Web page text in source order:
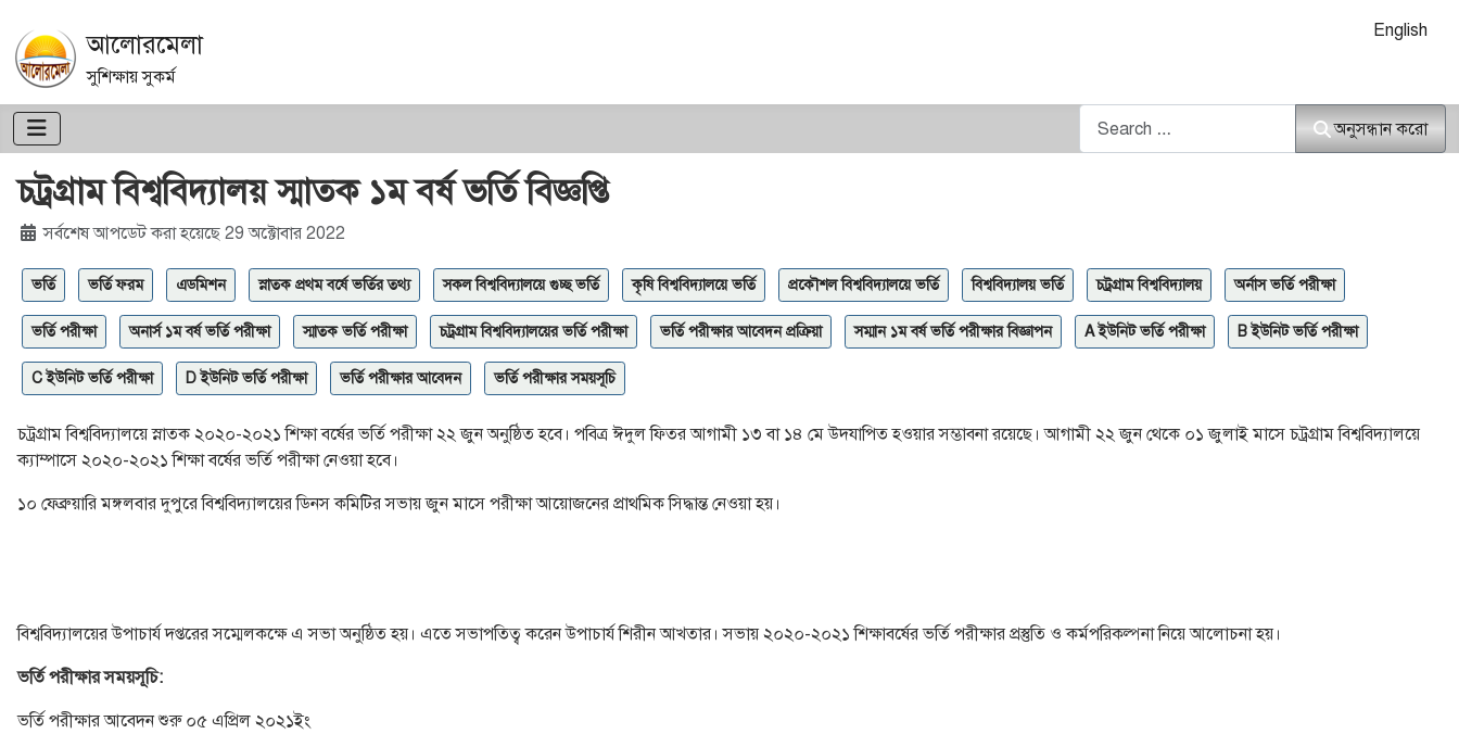
আলোরমেলা
সুশিক্ষায় সুকর্ম
আপনার ভাষা
English
অনুসন্ধান করো
অনুসন্ধান করো
চট্রগ্রাম বিশ্ববিদ্যালয় স্মাতক ১ম বর্ষ ভর্তি বিজ্ঞপ্তি
বিশদসর্বশেষ আপডেট করা হয়েছে 29 অক্টোবার 2022
ভর্তি ভর্তি ফরম এডমিশন স্নাতক প্রথম বর্ষে ভর্তির তথ্য সকল বিশ্ববিদ্যালয়ে গুচ্ছ ভর্তি কৃষি বিশ্ববিদ্যালয়ে ভর্তি প্রকৌশল বিশ্ববিদ্যালয়ে ভর্তি বিশ্ববিদ্যালয় ভর্তি চট্রগ্রাম বিশ্ববিদ্যালয় অর্নাস ভর্তি পরীক্ষা
ভর্তি পরীক্ষা অনার্স ১ম বর্ষ ভর্তি পরীক্ষা স্মাতক ভর্তি পরীক্ষা চট্রগ্রাম বিশ্ববিদ্যালয়ের ভর্তি পরীক্ষা ভর্তি পরীক্ষার আবেদন প্রক্রিয়া সম্মান ১ম বর্ষ ভর্তি পরীক্ষার বিজ্ঞাপন A ইউনিট ভর্তি পরীক্ষা B ইউনিট ভর্তি পরীক্ষা
C ইউনিট ভর্তি পরীক্ষা D ইউনিট ভর্তি পরীক্ষা ভর্তি পরীক্ষার আবেদন ভর্তি পরীক্ষার সময়সূচি
চট্রগ্রাম বিশ্ববিদ্যালয়ে স্নাতক ২০২০-২০২১ শিক্ষা বর্ষের ভর্তি পরীক্ষা ২২ জুন অনুষ্ঠিত হবে। পবিত্র ঈদুল ফিতর আগামী ১৩ বা ১৪ মে উদযাপিত হওয়ার সম্ভাবনা রয়েছে। আগামী ২২ জুন থেকে ০১ জুলাই মাসে চট্রগ্রাম বিশ্ববিদ্যালয়ে
ক্যাম্পাসে ২০২০-২০২১ শিক্ষা বর্ষের ভর্তি পরীক্ষা নেওয়া হবে।
১০ ফেব্রুয়ারি মঙ্গলবার দুপুরে বিশ্ববিদ্যালয়ের ডিনস কমিটির সভায় জুন মাসে পরীক্ষা আয়োজনের প্রাথমিক সিদ্ধান্ত নেওয়া হয়।
বিশ্ববিদ্যালয়ের উপাচার্য দপ্তরের সম্মেলকক্ষে এ সভা অনুষ্ঠিত হয়। এতে সভাপতিত্ব করেন উপাচার্য শিরীন আখতার। সভায় ২০২০-২০২১ শিক্ষাবর্ষের ভর্তি পরীক্ষার প্রস্তুতি ও কর্মপরিকল্পনা নিয়ে আলোচনা হয়।
ভর্তি পরীক্ষার সময়সূচি:
ভর্তি পরীক্ষার আবেদন শুরু ০৫ এপ্রিল ২০২১ইং